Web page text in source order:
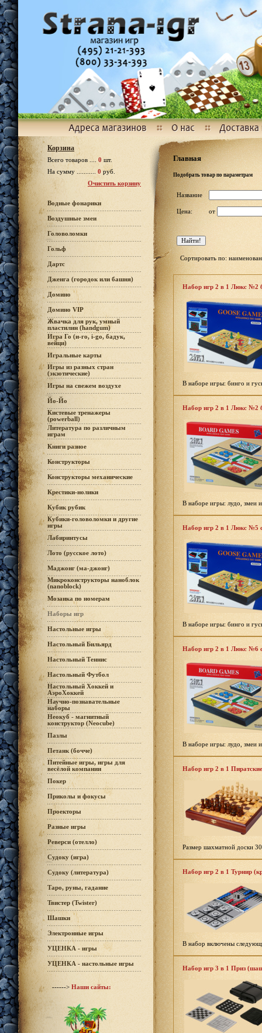
Корзина
Всего товаров .... 0 шт.
На сумму ........... 0 руб.
Очистить корзину
Водные фонарики
Воздушные змеи
Головоломки
Гольф
Дартс
Дженга (городок или башня)
Домино
Домино VIP
Жвачка для рук, умный
пластилин (handgum)
Игра Го (и-го, i-go, бадук,
вейци)
Игральные карты
Игры из разных стран
(экзотические)
Игры на свежем воздухе
Йо-Йо
Кистевые тренажеры
(powerball)
Литература по различным
играм
Книги разное
Конструкторы
Конструкторы механические
Крестики-нолики
Кубик рубик
Кубики-головоломки и другие
игры
Лабиринтусы
Лото (русское лото)
Маджонг (ма-джонг)
Микроконструкторы наноблок
(nanoblock)
Мозаика по номерам
Наборы игр
Настольные игры
Настольный Бильярд
Настольный Теннис
Настольный Футбол
Настольный Хоккей и
АэроХоккей
Научно-познавательные
наборы
Неокуб - магнитный
конструктор (Neocube)
Пазлы
Петанк (бочче)
Питейные игры, игры для
весёлой компании
Покер
Приколы и фокусы
Проекторы
Разные игры
Реверси (отелло)
Судоку (игра)
Судоку (литература)
Таро, руны, гадание
Твистер (Twister)
Шашки
Электронные игры
УЦЕНКА - игры
УЦЕНКА - настольные игры
------> Наши сайты:
Главная
Подобрать товар по параметрам
Название
Цена: от
Сортировать по:
Набор игр 2 в 1 Люкс №2
В наборе игры: бинго и
Набор игр 2 в 1 Люкс №2
В наборе игры: лудо, змеи
Набор игр 2 в 1 Люкс №5
В наборе игры: бинго и
Набор игр 2 в 1 Люкс №6
В наборе игры: лудо, змеи
Набор игр 2 в 1
Размер шахматной доски
Набор игр 2 в 1 Турнир
В набор включены
Набор игр 3 в 1 Приз